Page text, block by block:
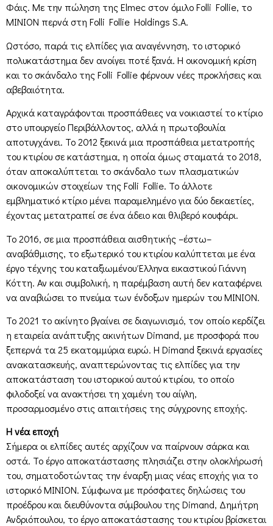
Φάις. Με την πώληση της Elmec στον όμιλο Folli Follie, το
ΜΙΝΙΟΝ περνά στη Folli Follie Holdings S.A.
Ωστόσο, παρά τις ελπίδες για αναγέννηση, το ιστορικό
πολυκατάστημα δεν ανοίγει ποτέ ξανά. Η οικονομική κρίση
και το σκάνδαλο της Folli Follie φέρνουν νέες προκλήσεις και
αβεβαιότητα.
Αρχικά καταγράφονται προσπάθειες να νοικιαστεί το κτίριο
στο υπουργείο Περιβάλλοντος, αλλά η πρωτοβουλία
αποτυγχάνει. Το 2012 ξεκινά μια προσπάθεια μετατροπής
του κτιρίου σε κατάστημα, η οποία όμως σταματά το 2018,
όταν αποκαλύπτεται το σκάνδαλο των πλασματικών
οικονομικών στοιχείων της Folli Follie. Το άλλοτε
εμβληματικό κτίριο μένει παραμελημένο για δύο δεκαετίες,
έχοντας μετατραπεί σε ένα άδειο και θλιβερό κουφάρι.
Το 2016, σε μια προσπάθεια αισθητικής –έστω–
αναβάθμισης, το εξωτερικό του κτιρίου καλύπτεται με ένα
έργο τέχνης του καταξιωμένου Έλληνα εικαστικού Γιάννη
Κόττη. Αν και συμβολική, η παρέμβαση αυτή δεν καταφέρνει
να αναβιώσει το πνεύμα των ένδοξων ημερών του ΜΙΝΙΟΝ.
Το 2021 το ακίνητο βγαίνει σε διαγωνισμό, τον οποίο κερδίζει
η εταιρεία ανάπτυξης ακινήτων Dimand, με προσφορά που
ξεπερνά τα 25 εκατομμύρια ευρώ. Η Dimand ξεκινά εργασίες
ανακατασκευής, αναπτερώνοντας τις ελπίδες για την
αποκατάσταση του ιστορικού αυτού κτιρίου, το οποίο
φιλοδοξεί να ανακτήσει τη χαμένη του αίγλη,
προσαρμοσμένο στις απαιτήσεις της σύγχρονης εποχής.
Η νέα εποχή
Σήμερα οι ελπίδες αυτές αρχίζουν να παίρνουν σάρκα και
οστά. Το έργο αποκατάστασης πλησιάζει στην ολοκλήρωσή
του, σηματοδοτώντας την έναρξη μιας νέας εποχής για το
ιστορικό ΜΙΝΙΟΝ. Σύμφωνα με πρόσφατες δηλώσεις του
προέδρου και διευθύνοντα σύμβουλου της Dimand, Δημήτρη
Ανδριόπουλου, το έργο αποκατάστασης του κτιρίου βρίσκεται